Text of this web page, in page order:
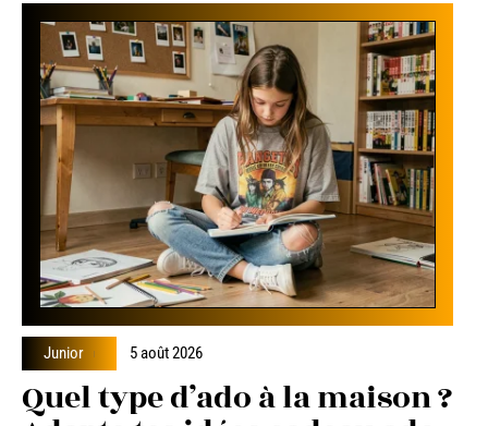
Junior 5 août 2026
Quel type d’ado à la maison ?